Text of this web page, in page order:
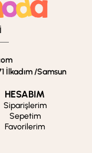
İlkadım /Samsun
HESABIM
Siparişlerim
Sepetim
Favorilerim